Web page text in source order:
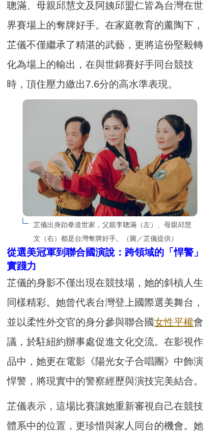
聰滿、母親邱慧文及阿姨邱盟仁皆為台灣在世
界賽場上的奪牌好手。在家庭教育的薰陶下，
芷儀不僅繼承了精湛的武藝，更將這份堅毅轉
化為場上的輸出，在與世錦賽好手同台競技
時，頂住壓力繳出7.6分的高水準表現。
芷儀出身跆拳道世家，父親李聰滿（左）、母親邱慧
文（右）都是台灣奪牌好手。（圖／芷儀提供）
從選美冠軍到聯合國演說：跨領域的「悍警」
實踐力
芷儀的身影不僅出現在競技場，她的斜槓人生
同樣精彩。她曾代表台灣登上國際選美舞台，
並以柔性外交官的身分參與聯合國女性平權會
議，於駐紐約辦事處促進文化交流。在影視作
品中，她更在電影《陽光女子合唱團》中飾演
悍警，將現實中的警察經歷與演技完美結合。
芷儀表示，這場比賽讓她重新審視自己在競技
體系中的位置，更珍惜與家人同台的機會。她